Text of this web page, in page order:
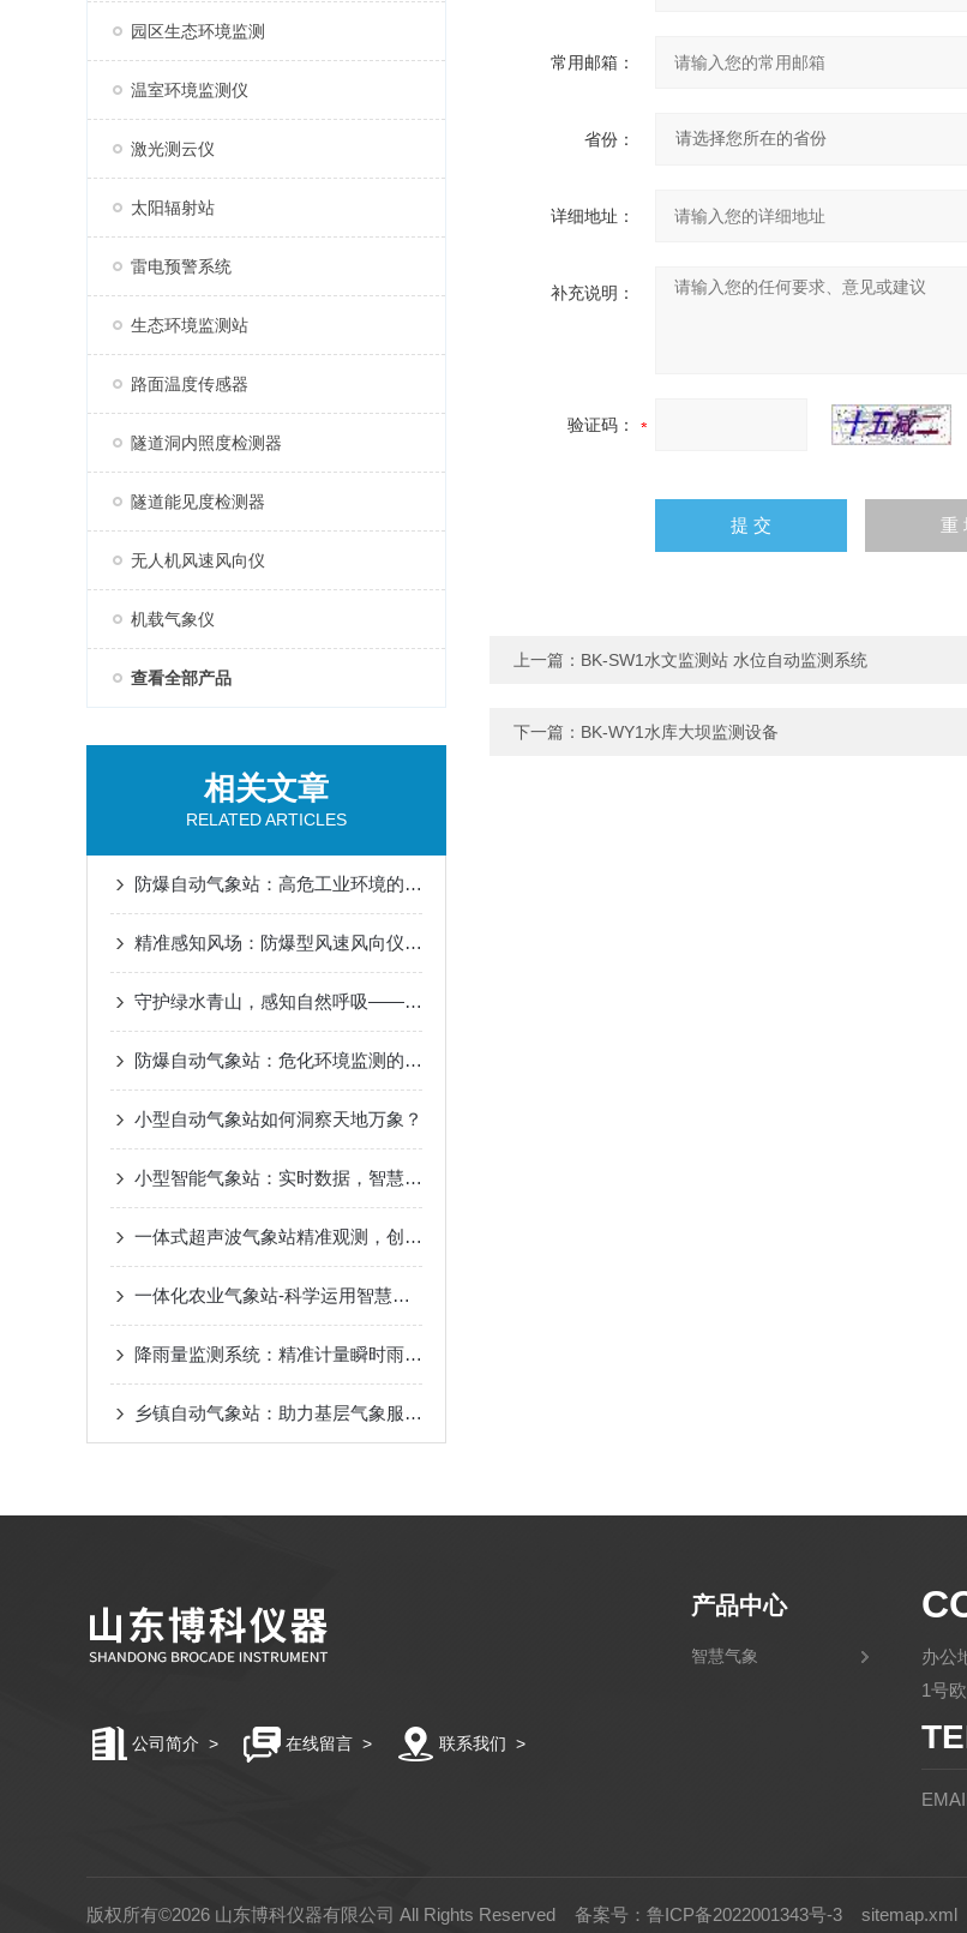
园区生态环境监测
温室环境监测仪
激光测云仪
太阳辐射站
雷电预警系统
生态环境监测站
路面温度传感器
隧道洞内照度检测器
隧道能见度检测器
无人机风速风向仪
机载气象仪
查看全部产品
相关文章
RELATED ARTICLES
防爆自动气象站：高危工业环境的“安全气象眼”
精准感知风场：防爆型风速风向仪测量原理差异解析
守护绿水青山，感知自然呼吸——景区负氧离子监测站，生态旅游的新名片
防爆自动气象站：危化环境监测的“安全卫士”
小型自动气象站如何洞察天地万象？
小型智能气象站：实时数据，智慧气象新选择
一体式超声波气象站精准观测，创造智慧气象
一体化农业气象站-科学运用智慧气象2023已更新（热点|要闻）
降雨量监测系统：精准计量瞬时雨强数值，不间断全天候观测
乡镇自动气象站：助力基层气象服务与农业发展
常用邮箱：
省份：
详细地址：
补充说明：
验证码：
上一篇： BK-SW1水文监测站 水位自动监测系统
下一篇： BK-WY1水库大坝监测设备
公司简介 > 在线留言 > 联系我们 >
产品中心
智慧气象
办公
1号
版权所有©2026 山东博科仪器有限公司 All Rights Reserved 备案号：鲁ICP备2022001343号-3 sitemap.xml